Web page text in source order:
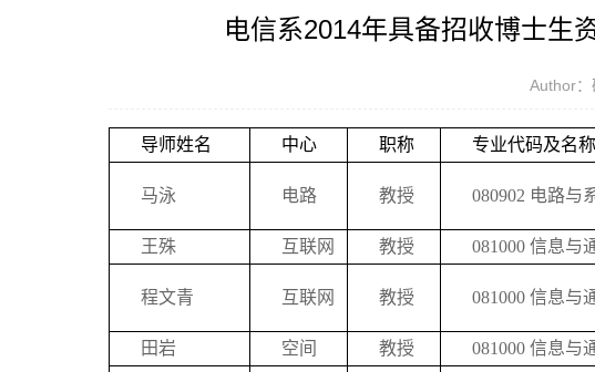
电信系2014年具备招收博士生
Author：
导师姓名 中心 职称 专业代码及名称
马泳 电路 教授 080902 电路与
王殊
互联网 教授 081000 信息与
程文青 互联网 教授 081000 信息与
田岩
空间 教授 081000 信息与